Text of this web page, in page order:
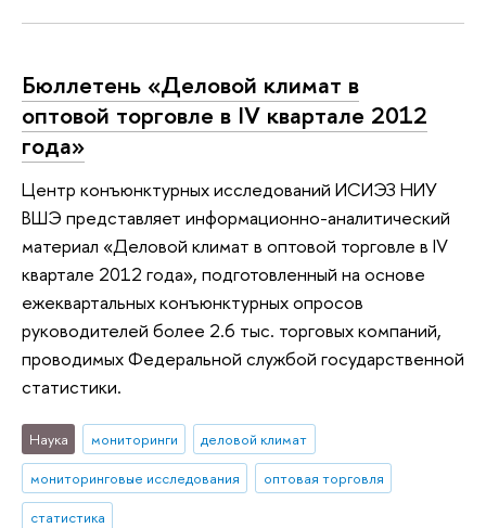
Бюллетень «Деловой климат в
оптовой торговле в IV квартале 2012
года»
Центр конъюнктурных исследований ИСИЭЗ НИУ
ВШЭ представляет информационно-аналитический
материал «Деловой климат в оптовой торговле в IV
квартале 2012 года», подготовленный на основе
ежеквартальных конъюнктурных опросов
руководителей более 2.6 тыс. торговых компаний,
проводимых Федеральной службой государственной
статистики.
Наука мониторинги
деловой климат
мониторинговые исследования
оптовая торговля
статистика